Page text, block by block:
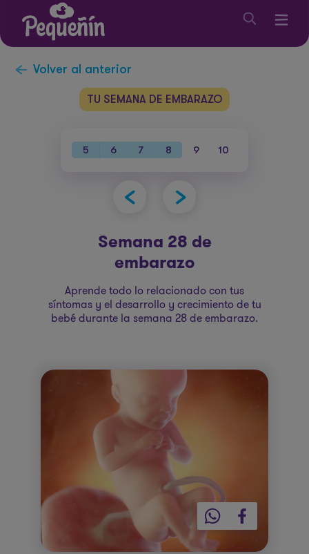
Volver al anterior
TU SEMANA DE EMBARAZO
5 6 7 8 9 10
Semana 28 de
embarazo
Aprende todo lo relacionado con tus
síntomas y el desarrollo y crecimiento de tu
bebé durante la semana 28 de embarazo.